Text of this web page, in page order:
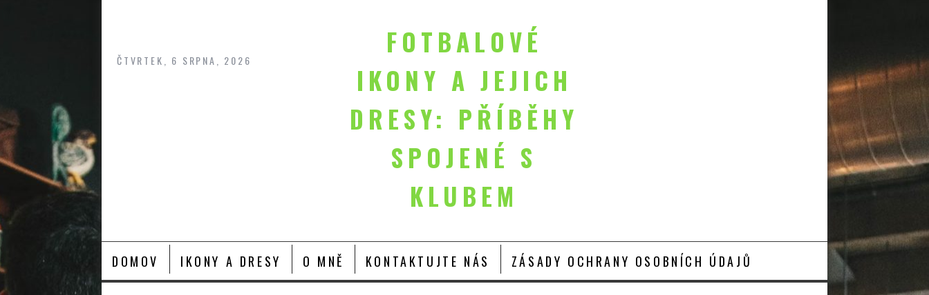
ČTVRTEK, 6 SRPNA, 2026
FOTBALOVÉ
IKONY A JEJICH
DRESY: PŘÍBĚHY
SPOJENÉ S
KLUBEM
DOMOV IKONY A DRESY O MNĚ KONTAKTUJTE NÁS ZÁSADY OCHRANY OSOBNÍCH ÚDAJŮ